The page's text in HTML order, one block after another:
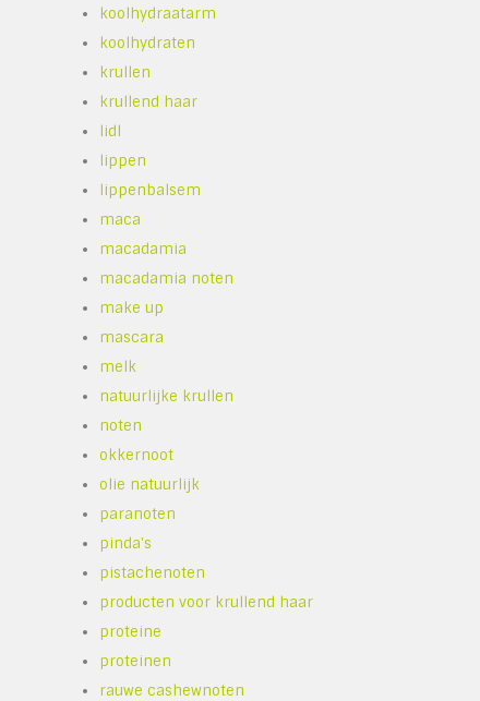
koolhydraatarm
koolhydraten
krullen
krullend haar
lidl
lippen
lippenbalsem
maca
macadamia
macadamia noten
make up
mascara
melk
natuurlijke krullen
noten
okkernoot
olie natuurlijk
paranoten
pinda's
pistachenoten
producten voor krullend haar
proteine
proteinen
rauwe cashewnoten